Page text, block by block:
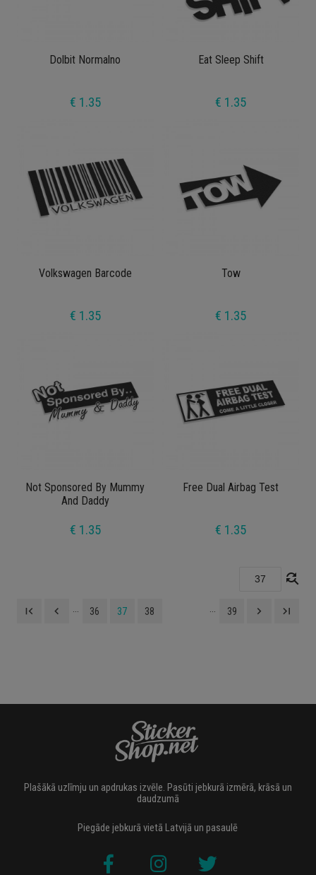
Dolbit Normalno
€ 1.35
Eat Sleep Shift
€ 1.35
Volkswagen Barcode
€ 1.35
Tow
€ 1.35
Not Sponsored By Mummy
And Daddy
€ 1.35
Free Dual Airbag Test
€ 1.35
find_replace
first_page navigate_before 36 37 38 39 navigate_next last_page
Plašākā uzlīmju un apdrukas izvēle. Pasūti jebkurā izmērā, krāsā un
daudzumā
Piegāde jebkurā vietā Latvijā un pasaulē